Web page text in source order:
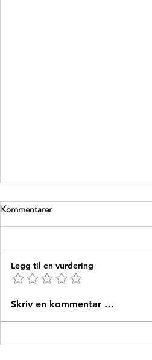
Ledelse når det stormer rundt deg
Kommentarer
Legg til en vurdering
Skriv en kommentar …